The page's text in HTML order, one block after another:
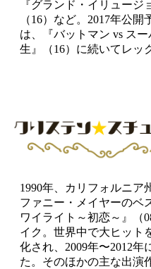
『グランド・イリュージ
（16）など。2017年公開
は、『バットマン vs ス
生』（16）に続いてレッ
1990年、カリフォルニア
ファニー・メイヤーのベ
ワイライト～初恋～』（
イク。世界中で大ヒット
化され、2009年〜2012年
た。そのほかの主な出演